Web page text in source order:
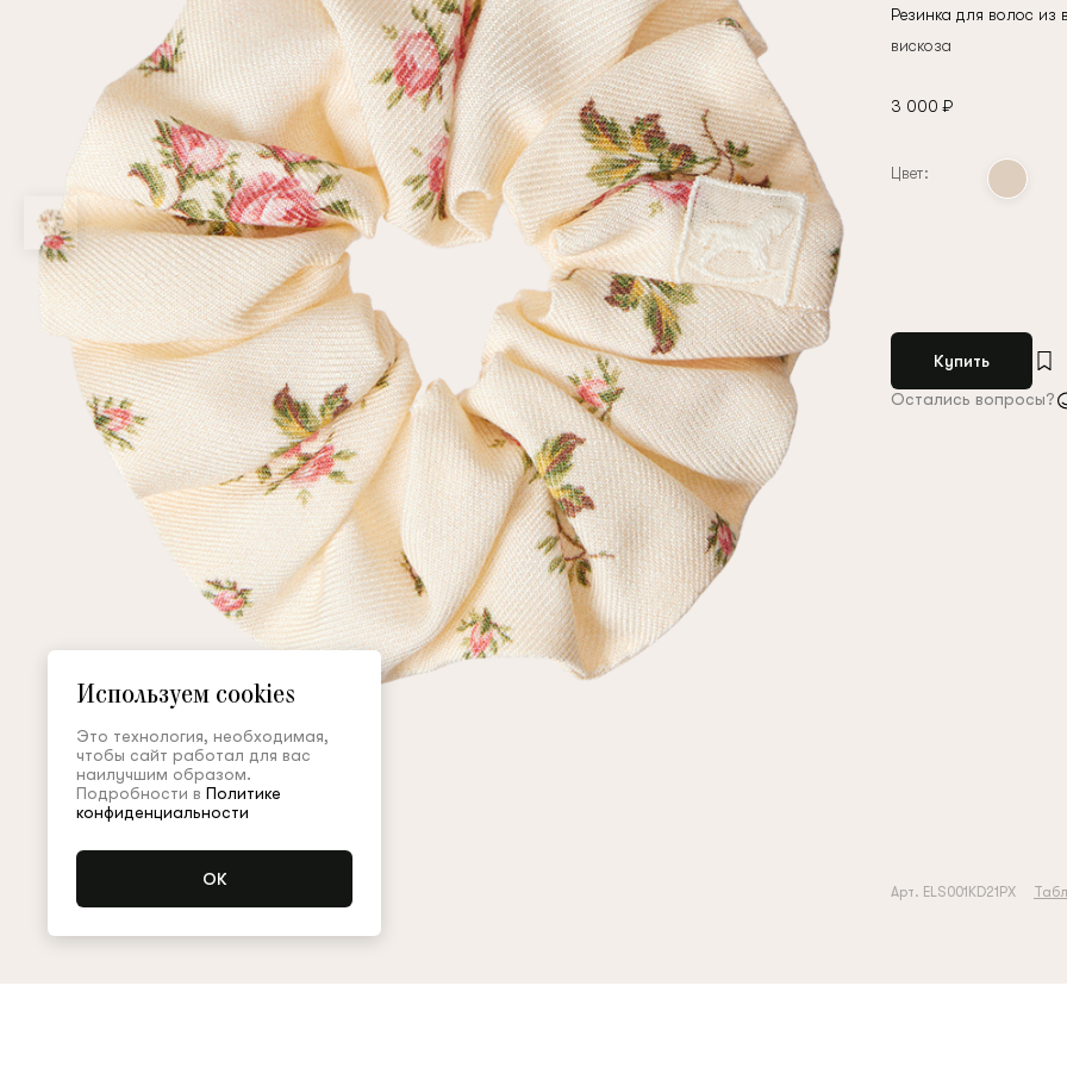
условиямиполитики конфиденциальностиРезинка для волос
вискоза
3 000 ₽
Цвет:
Купить
Остались вопросы?
Арт. ELS001KD21PX
Используем cookies
Это технология, необходимая,
чтобы сайт работал для вас
наилучшим образом.
Подробности в Политике
конфиденциальности